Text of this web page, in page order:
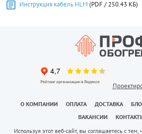
Инструкция кабель HLM(PDF / 250.43 КБ)
О КОМПАНИИ ОПЛАТА ДОСТАВКА
ВАКАНСИИ
Используя этот веб-сайт, вы соглашаетесь с